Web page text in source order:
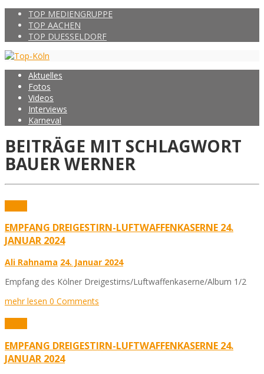
TOP MEDIENGRUPPE
TOP AACHEN
TOP DUESSELDORF
Aktuelles
Fotos
Videos
Interviews
Karneval
BEITRÄGE MIT SCHLAGWORT
BAUER WERNER
EMPFANG DREIGESTIRN-LUFTWAFFENKASERNE 24.
JANUAR 2024
Ali Rahnama 24. Januar 2024
Empfang des Kölner Dreigestirns/Luftwaffenkaserne/Album 1/2
mehr lesen 0 Comments
EMPFANG DREIGESTIRN-LUFTWAFFENKASERNE 24.
JANUAR 2024